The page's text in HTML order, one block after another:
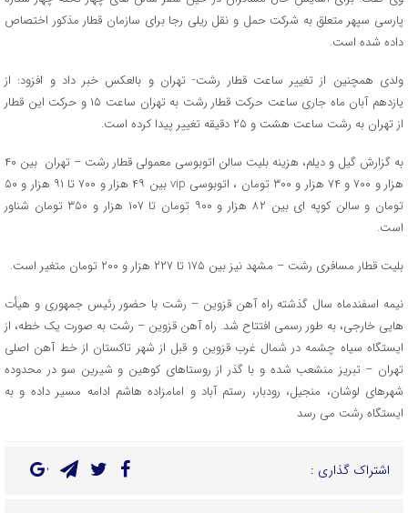
پارسی سپهر متعلق به شرکت حمل و نقل ریلی رجا برای سازمان قطار مذکور اختصاص
داده شده است.
ولدی همچنین از تغییر ساعت قطار رشت- تهران و بالعکس خبر داد و افزود: از
یازدهم آبان ماه جاری ساعت حرکت قطار رشت به تهران ساعت ۱۵ و حرکت این قطار
از تهران به رشت ساعت هشت و ۲۵ دقیقه تغییر پیدا کرده است.
به گزارش گیل و دیلم، هزینه بلیت سالن اتوبوسی معمولی قطار رشت – تهران بین ۴۰
هزار و ۷۰۰ و ۷۴ هزار و ۳۰۰ تومان ، اتوبوسی vip بین ۴۹ هزار و ۷۰۰ تا ۹۱ هزار و ۵۰
تومان و سالن کوپه ای بین ۸۲ هزار و ۹۰۰ تومان تا ۱۰۷ هزار و ۳۵۰ تومان شناور
است.
بلیت قطار مسافری رشت – مشهد نیز بین ۱۷۵ تا ۲۲۷ هزار و ۲۰۰ تومان متغیر است.
نیمه اسفندماه سال گذشته راه آهن قزوین – رشت با حضور رئیس جمهوری و هیأت
هایی خارجی، به طور رسمی افتتاح شد. راه آهن قزوین – رشت به صورت یک خطه، از
ایستگاه سیاه چشمه در شمال غرب قزوین و قبل از شهر تاکستان از خط آهن اصلی
تهران – تبریز منشعب شده و با گذر از روستاهای کوهین و شیرین سو در محدوده
شهرهای لوشان، منجیل، رودبار، رستم آباد و امامزاده هاشم ادامه مسیر داده و به
ایستگاه رشت می رسد
اشتراک گذاری :